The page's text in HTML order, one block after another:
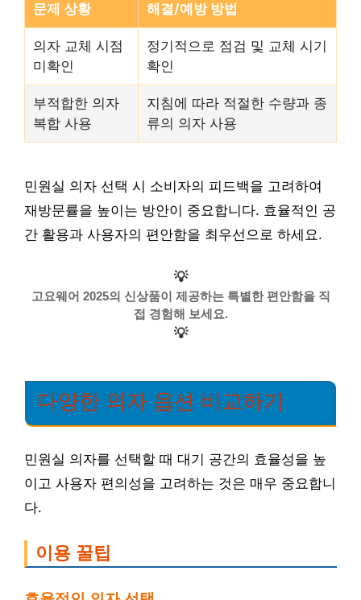
문제 상황 해결/예방 방법
의자 교체 시점
미확인
정기적으로 점검 및 교체 시기
확인
부적합한 의자
복합 사용
지침에 따라 적절한 수량과 종
류의 의자 사용
민원실 의자 선택 시 소비자의 피드백을 고려하여
재방문률을 높이는 방안이 중요합니다. 효율적인 공
간 활용과 사용자의 편안함을 최우선으로 하세요.
💡
고요웨어 2025의 신상품이 제공하는 특별한 편안함을 직
접 경험해 보세요.
💡
다양한 의자 옵션 비교하기
민원실 의자를 선택할 때 대기 공간의 효율성을 높
이고 사용자 편의성을 고려하는 것은 매우 중요합니
다.
이용 꿀팁